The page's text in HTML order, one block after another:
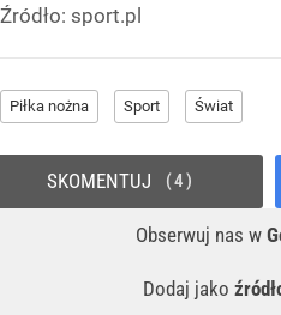
Źródło: sport.pl
Piłka nożna Sport Świat
Obserwuj nas w
Dodaj jako
SKOMENTUJ 4